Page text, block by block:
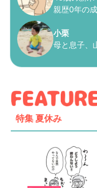
親歴0年の成
小栗
母と息子、
特集 夏休み